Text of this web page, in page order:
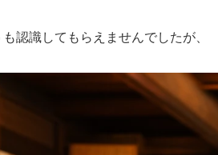
も認識してもらえませんでしたが、